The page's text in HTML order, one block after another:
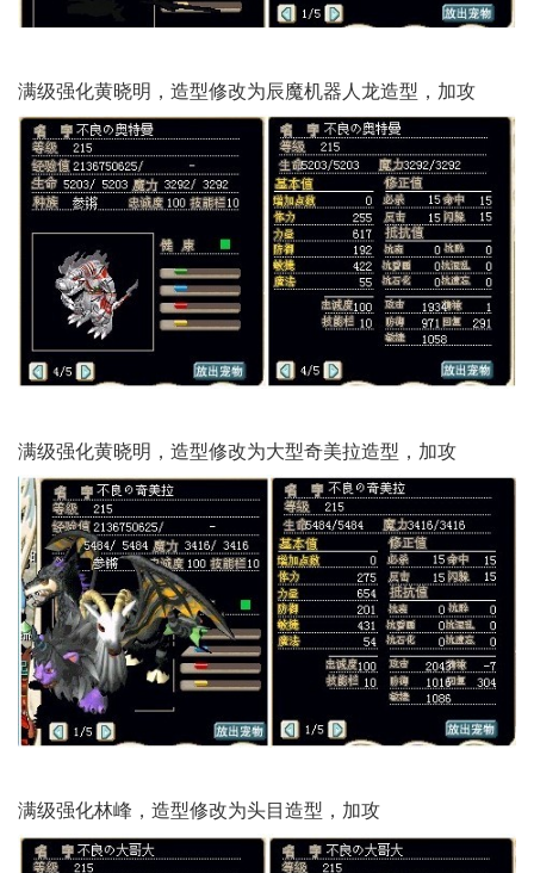
满级强化黄晓明，造型修改为辰魔机器人龙造型，加攻
满级强化黄晓明，造型修改为大型奇美拉造型，加攻
满级强化林峰，造型修改为头目造型，加攻